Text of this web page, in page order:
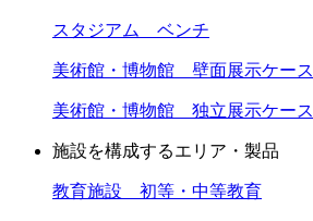
スタジアム ベンチ
美術館・博物館 壁面展示ケース
美術館・博物館 独立展示ケース
施設を構成するエリア・製品
教育施設 初等・中等教育